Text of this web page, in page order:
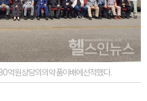
억원상당의의약품이배에선적했다.